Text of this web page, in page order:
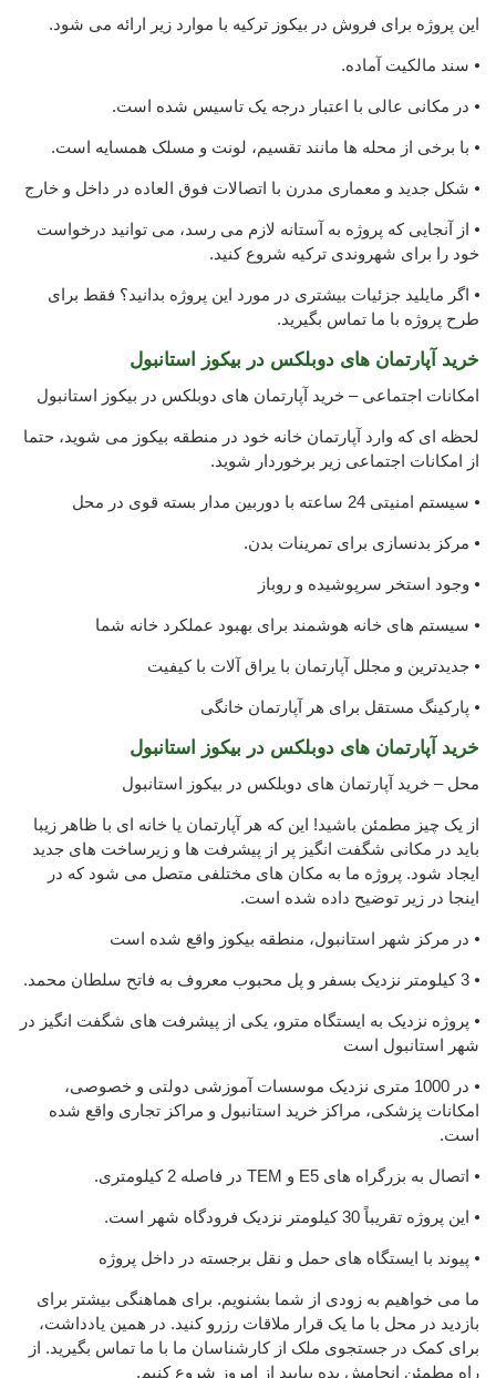
این پروژه برای فروش در بیکوز ترکیه با موارد زیر ارائه می شود.
⦁ سند مالکیت آماده.
⦁ در مکانی عالی با اعتبار درجه یک تاسیس شده است.
⦁ با برخی از محله ها مانند تقسیم، لونت و مسلک همسایه است.
⦁ شکل جدید و معماری مدرن با اتصالات فوق العاده در داخل و خارج
⦁ از آنجایی که پروژه به آستانه لازم می رسد، می توانید درخواست
خود را برای شهروندی ترکیه شروع کنید.
⦁ اگر مایلید جزئیات بیشتری در مورد این پروژه بدانید؟ فقط برای
طرح پروژه با ما تماس بگیرید.
خرید آپارتمان های دوبلکس در بیکوز استانبول
امکانات اجتماعی – خرید آپارتمان های دوبلکس در بیکوز استانبول
لحظه ای که وارد آپارتمان خانه خود در منطقه بیکوز می شوید، حتما
از امکانات اجتماعی زیر برخوردار شوید.
⦁ سیستم امنیتی 24 ساعته با دوربین مدار بسته قوی در محل
⦁ مرکز بدنسازی برای تمرینات بدن.
⦁ وجود استخر سرپوشیده و روباز
⦁ سیستم های خانه هوشمند برای بهبود عملکرد خانه شما
⦁ جدیدترین و مجلل آپارتمان با یراق آلات با کیفیت
⦁ پارکینگ مستقل برای هر آپارتمان خانگی
خرید آپارتمان های دوبلکس در بیکوز استانبول
محل – خرید آپارتمان های دوبلکس در بیکوز استانبول
از یک چیز مطمئن باشید! این که هر آپارتمان یا خانه ای با ظاهر زیبا
باید در مکانی شگفت انگیز پر از پیشرفت ها و زیرساخت های جدید
ایجاد شود. پروژه ما به مکان های مختلفی متصل می شود که در
اینجا در زیر توضیح داده شده است.
⦁ در مرکز شهر استانبول، منطقه بیکوز واقع شده است
⦁ 3 کیلومتر نزدیک بسفر و پل محبوب معروف به فاتح سلطان محمد.
⦁ پروژه نزدیک به ایستگاه مترو، یکی از پیشرفت های شگفت انگیز در
شهر استانبول است
⦁ در 1000 متری نزدیک موسسات آموزشی دولتی و خصوصی،
امکانات پزشکی، مراکز خرید استانبول و مراکز تجاری واقع شده
است.
⦁ اتصال به بزرگراه های E5 و TEM در فاصله 2 کیلومتری.
⦁ این پروژه تقریباً 30 کیلومتر نزدیک فرودگاه شهر است.
⦁ پیوند با ایستگاه های حمل و نقل برجسته در داخل پروژه
ما می خواهیم به زودی از شما بشنویم. برای هماهنگی بیشتر برای
بازدید در محل با ما یک قرار ملاقات رزرو کنید. در همین یادداشت،
برای کمک در جستجوی ملک از کارشناسان ما با ما تماس بگیرید. از
راه مطمئن انجامش بده بیایید از امروز شروع کنیم.